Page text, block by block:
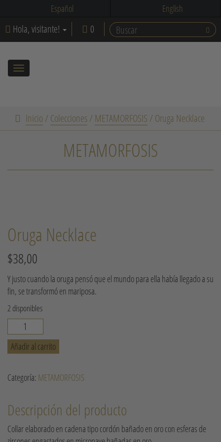
Español English
Hola, visitante! 0
Toggle
Inicio/Colecciones/METAMORFOSIS /Oruga Necklace
METAMORFOSIS
Oruga Necklace
$38,00
Y justo cuando la oruga pensó que el mundo para ella había llegado a su
fin, se transformó en mariposa.
2 disponibles
Oruga
Necklace
cantidad
Añadir al carrito
Categoría: METAMORFOSIS
Descripción del producto
Collar elaborado en cadena tipo cordón bañado en oro con esferas de